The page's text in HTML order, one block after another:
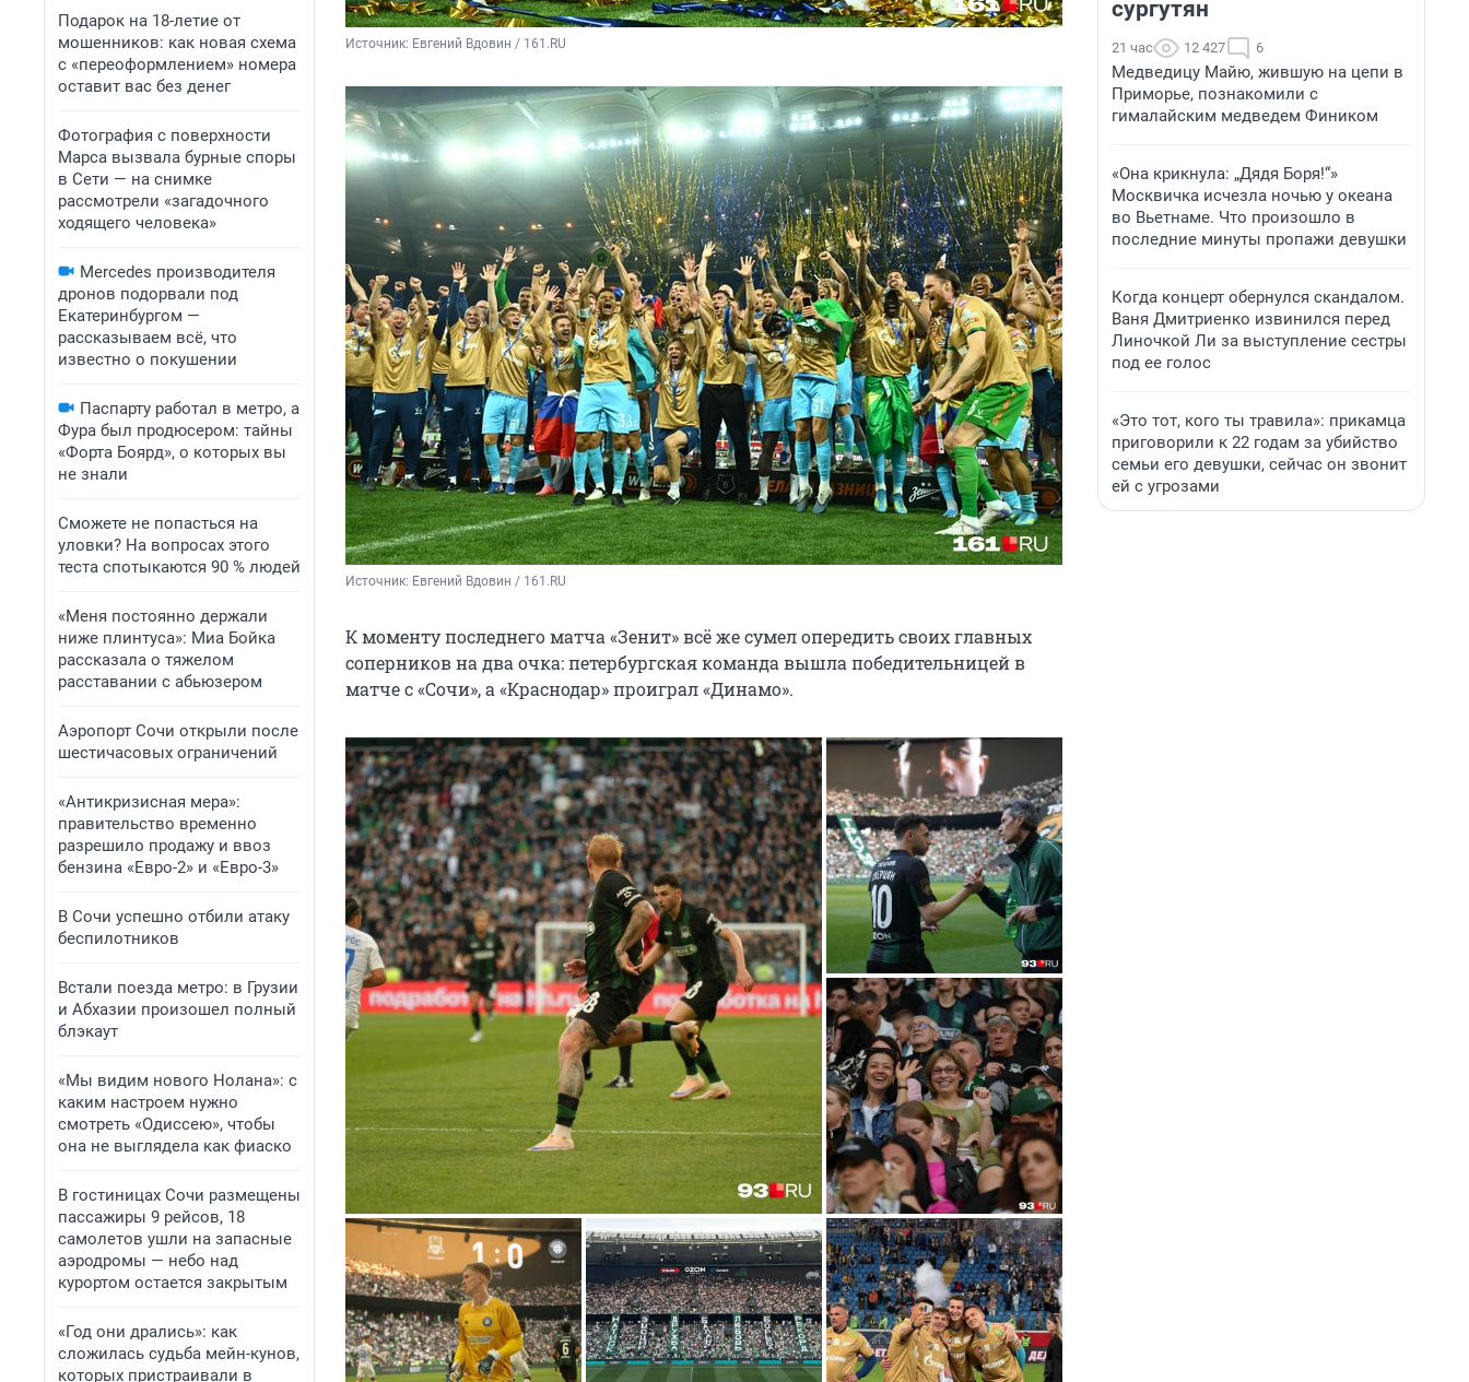
Подарок на 18-летие от
мошенников: как новая схема
с «переоформлением» номера
оставит вас без денег
Фотография с поверхности
Марса вызвала бурные споры
в Сети — на снимке
рассмотрели «загадочного
ходящего человека»
Mercedes производителя
дронов подорвали под
Екатеринбургом —
рассказываем всё, что
известно о покушении
Паспарту работал в метро, а
Фура был продюсером: тайны
«Форта Боярд», о которых вы
не знали
Сможете не попасться на
уловки? На вопросах этого
теста спотыкаются 90 % людей
«Меня постоянно держали
ниже плинтуса»: Миа Бойка
рассказала о тяжелом
расставании с абьюзером
Аэропорт Сочи открыли после
шестичасовых ограничений
«Антикризисная мера»:
правительство временно
разрешило продажу и ввоз
бензина «Евро-2» и «Евро-3»
В Сочи успешно отбили атаку
беспилотников
Встали поезда метро: в Грузии
и Абхазии произошел полный
блэкаут
«Мы видим нового Нолана»: с
каким настроем нужно
смотреть «Одиссею», чтобы
она не выглядела как фиаско
В гостиницах Сочи размещены
пассажиры 9 рейсов, 18
самолетов ушли на запасные
аэродромы — небо над
курортом остается закрытым
«Год они дрались»: как
сложилась судьба мейн-кунов,
которых пристраивали в
Источник: Евгений Вдовин / 161.RU
Источник: Евгений Вдовин / 161.RU
К моменту последнего матча «Зенит» всё же сумел опередить своих главных
соперников на два очка: петербургская команда вышла победительницей в
матче с «Сочи», а «Краснодар» проиграл «Динамо».
сургутян
21 час 12 427 6
Медведицу Майю, жившую на цепи в
Приморье, познакомили с
гималайским медведем Фиником
«Она крикнула: „Дядя Боря!“»
Москвичка исчезла ночью у океана
во Вьетнаме. Что произошло в
последние минуты пропажи девушки
Когда концерт обернулся скандалом.
Ваня Дмитриенко извинился перед
Линочкой Ли за выступление сестры
под ее голос
«Это тот, кого ты травила»: прикамца
приговорили к 22 годам за убийство
семьи его девушки, сейчас он звонит
ей с угрозами